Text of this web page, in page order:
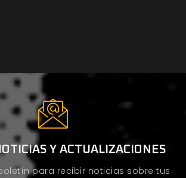
Y ACTUALIZACIONES
para recibir noticias sobre tus